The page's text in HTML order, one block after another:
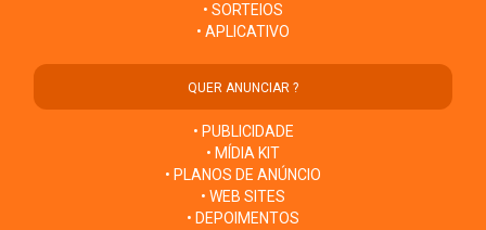
• SORTEIOS
• APLICATIVO
QUER ANUNCIAR ?
• PUBLICIDADE
• MÍDIA KIT
• PLANOS DE ANÚNCIO
• WEB SITES
• DEPOIMENTOS